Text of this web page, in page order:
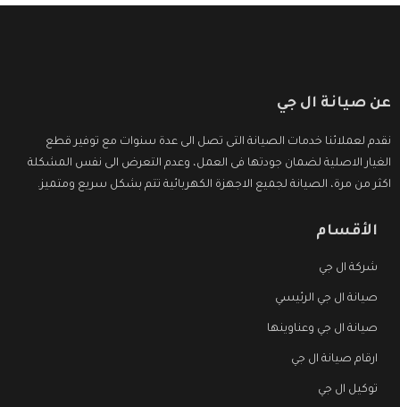
عن صيانة ال جي
نقدم لعملائنا خدمات الصيانة التى تصل الى عدة سنوات مع توفير قطع
الغيار الاصلية لضمان جودتها فى العمل، وعدم التعرض الى نفس المشكلة
اكثر من مرة، الصيانة لجميع الاجهزة الكهربائية تتم بشكل سريع ومتميز.
الأقسام
شركة ال جي
صيانة ال جي الرئيسي
صيانة ال جي وعناوينها
ارقام صيانة ال جي
توكيل ال جي